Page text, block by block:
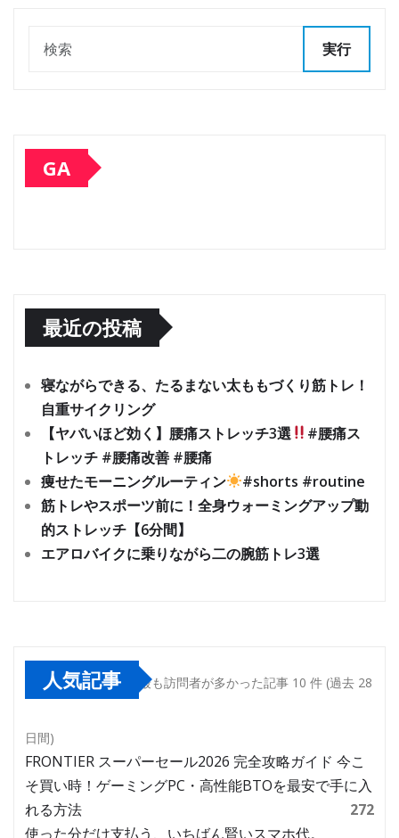
実行
GA
最近の投稿
寝ながらできる、たるまない太ももづくり筋トレ！
自重サイクリング
【ヤバいほど効く】腰痛ストレッチ3選
#腰痛ス
トレッチ #腰痛改善 #腰痛
痩せたモーニングルーティン
#shorts #routine
筋トレやスポーツ前に！全身ウォーミングアップ動
的ストレッチ【6分間】
エアロバイクに乗りながら二の腕筋トレ3選
人気記事 最も訪問者が多かった記事 10 件 (過去 28
日間)
FRONTIER スーパーセール2026 完全攻略ガイド 今こ
そ買い時！ゲーミングPC・高性能BTOを最安で手に入
れる方法
272
使った分だけ支払う、いちばん賢いスマホ代。